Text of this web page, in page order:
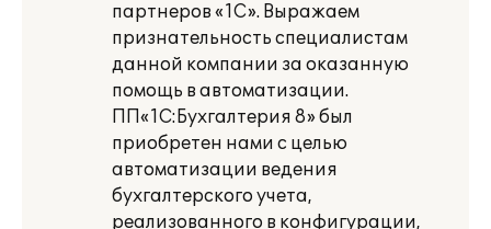
партнеров «1С». Выражаем
признательность специалистам
данной компании за оказанную
помощь в автоматизации.
ПП«1С:Бухгалтерия 8» был
приобретен нами с целью
автоматизации ведения
бухгалтерского учета,
реализованного в конфигурации,